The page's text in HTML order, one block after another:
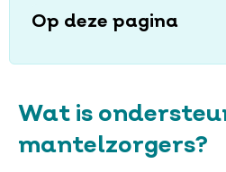
Op deze pagina
Wat is
mantelzorgers?